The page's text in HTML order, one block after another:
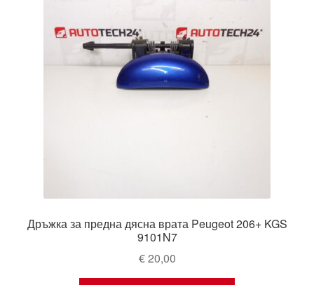
Дръжка за предна дясна врата Peugeot 206+ KGS
9101N7
€20,00